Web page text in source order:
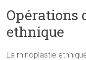
Opérations
ethnique
La rhinoplastie